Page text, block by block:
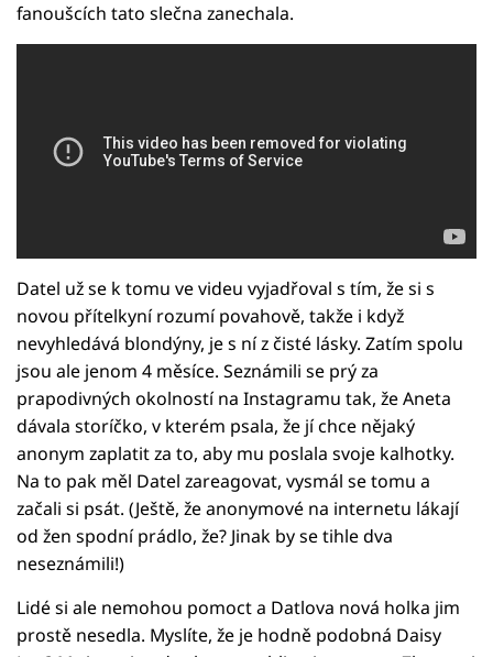
fanoušcích tato slečna zanechala.
Datel už se k tomu ve videu vyjadřoval s tím, že si s
novou přítelkyní rozumí povahově, takže i když
nevyhledává blondýny, je s ní z čisté lásky. Zatím spolu
jsou ale jenom 4 měsíce. Seznámili se prý za
prapodivných okolností na Instagramu tak, že Aneta
dávala storíčko, v kterém psala, že jí chce nějaký
anonym zaplatit za to, aby mu poslala svoje kalhotky.
Na to pak měl Datel zareagovat, vysmál se tomu a
začali si psát. (Ještě, že anonymové na internetu lákají
od žen spodní prádlo, že? Jinak by se tihle dva
neseznámili!)
Lidé si ale nemohou pomoct a Datlova nová holka jim
prostě nesedla. Myslíte, že je hodně podobná Daisy